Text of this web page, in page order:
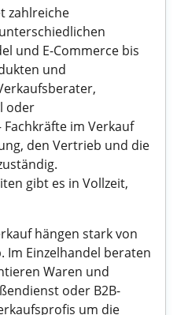
zahlreiche
und E-Commerce bis
und
oder
im Verkauf
den Vertrieb und die
gibt es in Vollzeit,
hängen stark von
Im Einzelhandel beraten
Waren und
oder B2B-
um die